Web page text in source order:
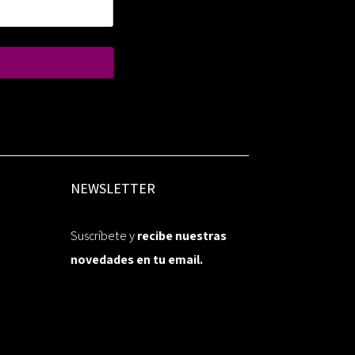
NEWSLETTER
Suscríbete yrecibe nuestras
novedades en tu email.